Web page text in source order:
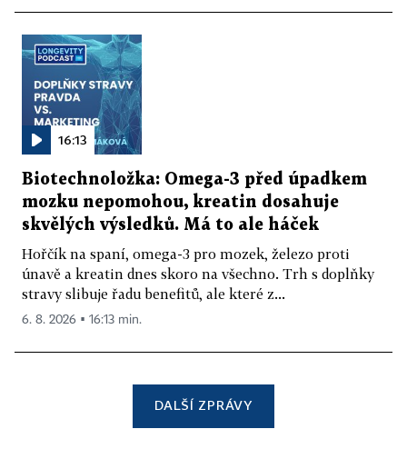
16:13
Biotechnoložka: Omega-3 před úpadkem
mozku nepomohou, kreatin dosahuje
skvělých výsledků. Má to ale háček
Hořčík na spaní, omega-3 pro mozek, železo proti
únavě a kreatin dnes skoro na všechno. Trh s doplňky
stravy slibuje řadu benefitů, ale které z...
6. 8. 2026 ▪ 16:13 min.
DALŠÍ ZPRÁVY